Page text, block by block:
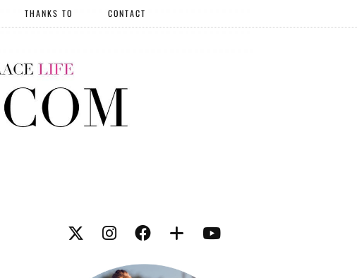
THANKS TO CONTACT